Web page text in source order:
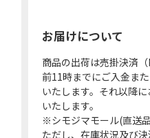
お届けについて
商品の出荷は売掛決済
前11時までにご入金ま
いたします。それ以降
いたします。
※シモジマモール(直送
ただし、在庫状況及び